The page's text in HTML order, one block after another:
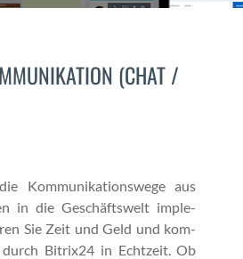
(CHAT /
Kom­mu­nika­tion­swege aus
in die Geschäftswelt imple­
Sie Zeit und Geld und kom­
durch Bitrix24 in Echtzeit. Ob